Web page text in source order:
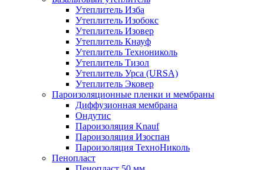
Утеплитель Изба
Утеплитель Изобокс
Утеплитель Изовер
Утеплитель Кнауф
Утеплитель Технониколь
Утеплитель Тизол
Утеплитель Урса (URSA)
Утеплитель Эковер
Пароизоляционные пленки и мембраны
Диффузионная мембрана
Ондутис
Пароизоляция Knauf
Пароизоляция Изоспан
Пароизоляция ТехноНиколь
Пенопласт